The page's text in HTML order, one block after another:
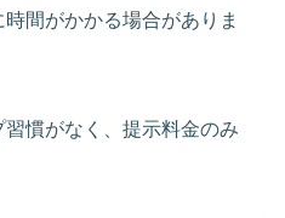
間がかかる場合がありま
慣がなく、提示料金のみ